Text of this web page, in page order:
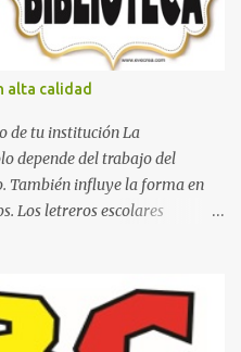
alta calidad
de tu institución La
depende del trabajo del
También influye la forma en
Los letreros escolares
luzca más ordenada,
esta necesidad, he diseñado
la escuela con un estilo